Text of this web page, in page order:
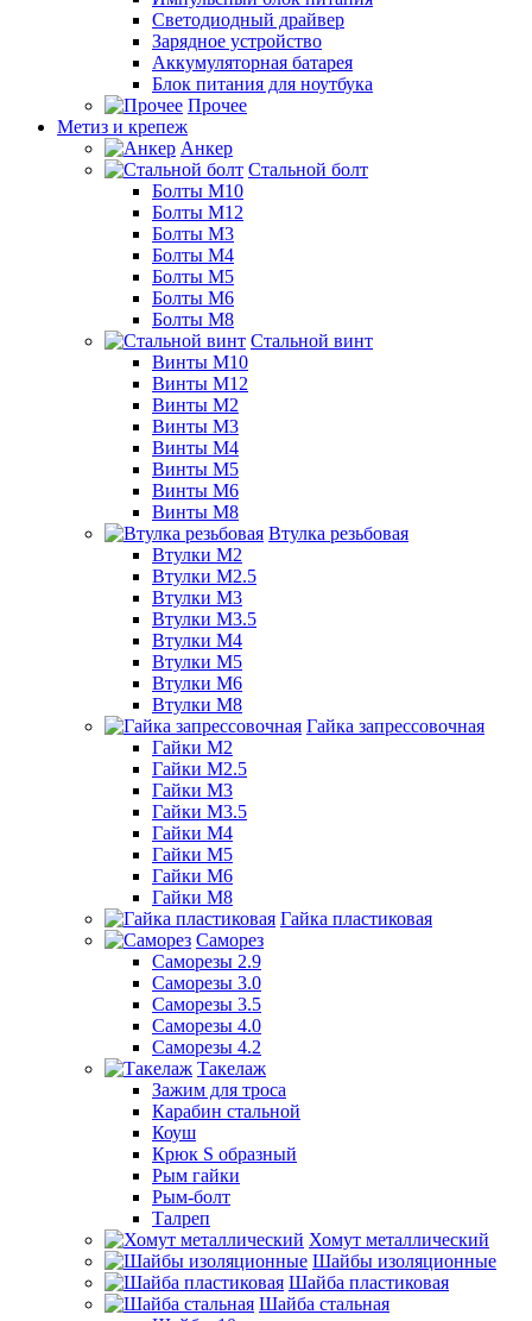
Светодиодный драйвер
Зарядное устройство
Аккумуляторная батарея
Блок питания для ноутбука
Прочее
Метиз и крепеж
Анкер
Стальной болт
Болты М10
Болты М12
Болты М3
Болты М4
Болты М5
Болты М6
Болты М8
Стальной винт
Винты М10
Винты М12
Винты М2
Винты М3
Винты М4
Винты М5
Винты М6
Винты М8
Втулка резьбовая
Втулки М2
Втулки М2.5
Втулки М3
Втулки М3.5
Втулки М4
Втулки М5
Втулки М6
Втулки М8
Гайка запрессовочная
Гайки М2
Гайки М2.5
Гайки М3
Гайки М3.5
Гайки М4
Гайки М5
Гайки М6
Гайки М8
Гайка пластиковая
Саморез
Саморезы 2.9
Саморезы 3.0
Саморезы 3.5
Саморезы 4.0
Саморезы 4.2
Такелаж
Зажим для троса
Карабин стальной
Коуш
Крюк S образный
Рым гайки
Рым-болт
Талреп
Хомут металлический
Шайбы изоляционные
Шайба пластиковая
Шайба стальная